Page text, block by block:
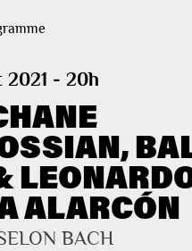
- 20h
ALARCÓN
BACH